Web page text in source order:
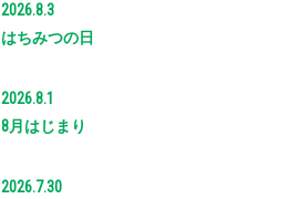
2026.8.3
はちみつの日
2026.8.1
8月はじまり
2026.7.30